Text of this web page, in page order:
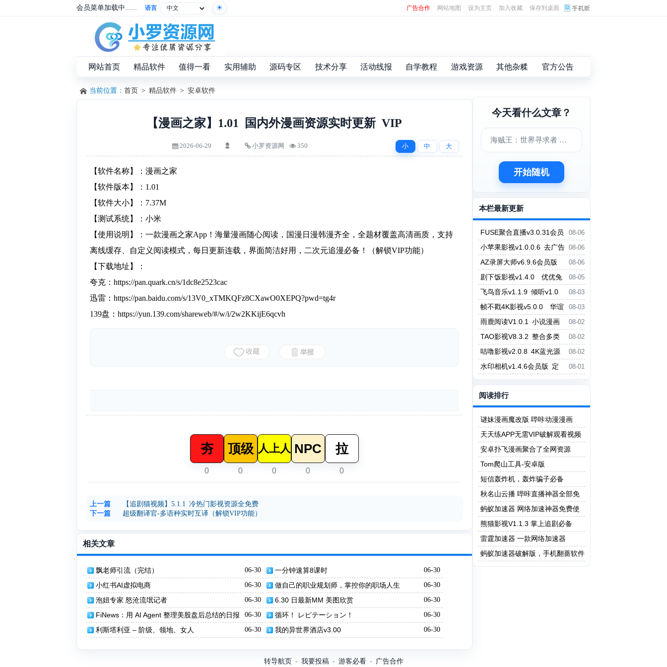
会员菜单加载中...... 语言 广告合作 网站地图 设为主页 加入收藏 保存到桌面
网站首页 精品软件 值得一看 实用辅助 源码专区 技术分享 活动线报 自学教程 游戏资源 其他杂糅 官方公告
当前位置： 首页 > 精品软件 > 安卓软件
【漫画之家】1.01 国内外漫画资源实时更新 VIP
小 中 大
2026-06-29 小罗资源网 350
【软件名称】：漫画之家
【软件版本】：1.01
【软件大小】：7.37M
【测试系统】：小米
【使用说明】：一款漫画之家App！海量漫画随心阅读，国漫日漫韩漫齐全，全题材覆盖高清画质，支持
离线缓存、自定义阅读模式，每日更新连载，界面简洁好用，二次元追漫必备！（解锁VIP功能）
【下载地址】：
夸克：https://pan.quark.cn/s/1dc8e2523cac
迅雷：https://pan.baidu.com/s/13V0_xTMKQFz8CXawO0XEPQ?pwd=tg4r
139盘：https://yun.139.com/shareweb/#/w/i/2w2KKijE6qcvh
夯
0
顶级
0
人上人
0
NPC
0
拉
0
上一篇
【追剧猫视频】5.1.1 冷热门影视资源全免费
下一篇
超级翻译官-多语种实时互译（解锁VIP功能）
相关文章
06-30
飘老师引流（完结） 06-30
一分钟速算8课时
06-30
小红书AI虚拟电商 06-30
做自己的职业规划师，掌控你的职场人生
06-30
泡妞专家 怒沧流氓记者 06-30
6.30 日最新MM 美图欣赏
06-30
FiNews：用 AI Agent 整理美股盘后总结的日报
网站
06-30
循环！ レピテーション！
06-30
利斯塔利亚 – 阶级、领地、女人 06-30
我的异世界酒店v3.00
今天看什么文章？
海贼王：世界寻求者 中文版下载
开始随机
本栏最新更新
08-06
FUSE聚合直播v3.0.31会员
版 虎牙斗鱼抖音快手哔哩哔哩YY
直播等
08-06
小苹果影视v1.0.0.6 去广告
版 小草影视v2.5.7
08-06
AZ录屏大师v6.9.6会员版
支持1080P/60fps录制 剪辑功能
08-05
剧下饭影视v1.4.0 优优兔
影视v5.1.3
08-03
飞鸟音乐v1.1.9 倾听v1.0
无损音乐免费听免费下载
08-03
帧不戳4K影视v5.0.0 华谊
影视v6.0.0.1
08-02
雨鹿阅读V1.0.1 小说漫画
二合一阅读App
08-02
TAO影视V8.3.2 整合多类
型热门影视资源
08-02
咕噜影视v2.0.8 4K蓝光源
P7影视v6.2.1
08-01
水印相机v1.4.6会员版 定
义地址日期 打卡记录
阅读排行
谜妹漫画魔改版 哔咔动漫漫画
天天练APP无需VIP破解观看视频
做题版本
安卓扑飞漫画聚合了全网资源
Tom爬山工具-安卓版
短信轰炸机，轰炸骗子必备
秋名山云播 哔咔直播神器全部免
费
蚂蚁加速器 网络加速神器免费使
用
熊猫影视V1.1.3 掌上追剧必备
雷霆加速器 一款网络加速器
蚂蚁加速器破解版，手机翻蔷软件
转导航页 - 我要投稿- 游客必看- 广告合作